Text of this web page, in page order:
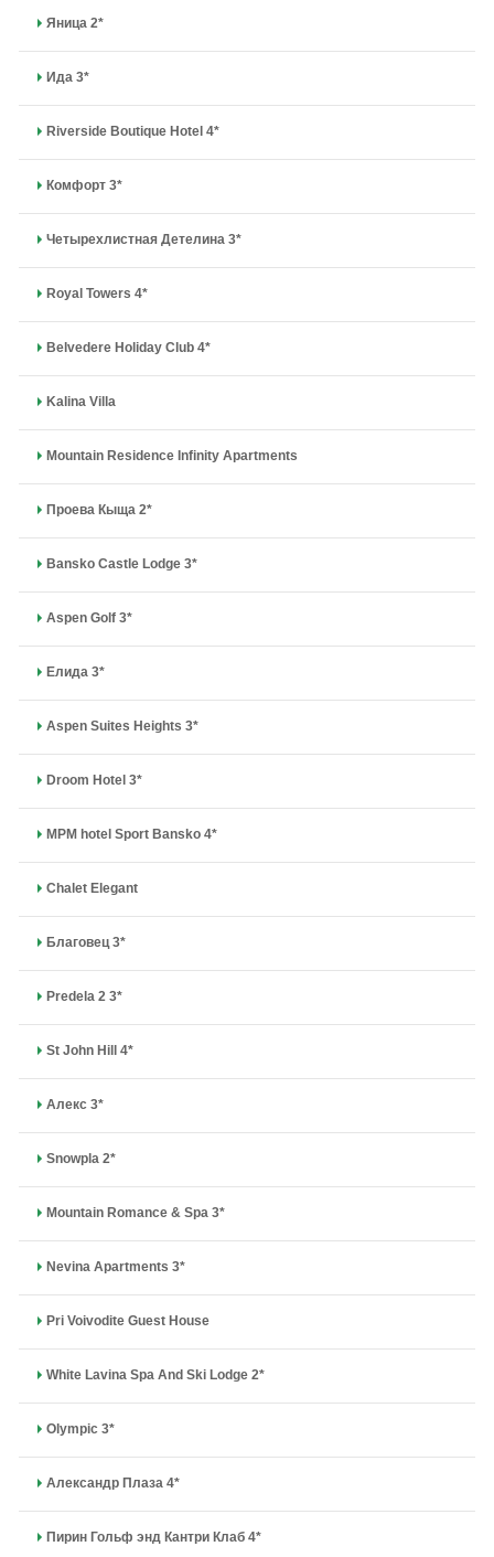
Яница 2*
Ида 3*
Riverside Boutique Hotel 4*
Комфорт 3*
Четырехлистная Детелина 3*
Royal Towers 4*
Belvedere Holiday Club 4*
Kalina Villa
Mountain Residence Infinity Apartments
Проева Кыща 2*
Bansko Castle Lodge 3*
Aspen Golf 3*
Елида 3*
Aspen Suites Heights 3*
Droom Hotel 3*
MPM hotel Sport Bansko 4*
Chalet Elegant
Благовец 3*
Predela 2 3*
St John Hill 4*
Алекс 3*
Snowpla 2*
Mountain Romance & Spa 3*
Nevina Apartments 3*
Pri Voivodite Guest House
White Lavina Spa And Ski Lodge 2*
Olympic 3*
Александр Плаза 4*
Пирин Гольф энд Кантри Клаб 4*